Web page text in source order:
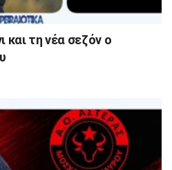
και τη νέα σεζόν ο